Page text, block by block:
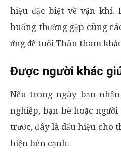
hiệu đặc biệt về vận khí.
huống thường gặp cùng
ứng để tuổi Thân tham
Được người khác
Nếu trong ngày bạn
nghiệp, bạn bè hoặc
trước, đây là dấu hiệu cho
hiện bên cạnh.